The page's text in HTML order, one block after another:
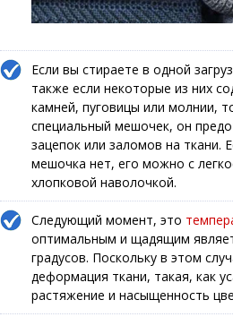
Если вы стираете в одной
также если некоторые из них
камней, пуговицы или молнии,
специальный мешочек, он
зацепок или заломов на ткани.
мешочка нет, его можно с
хлопковой наволочкой.
Следующий момент, это
оптимальным и щадящим
градусов. Поскольку в этом
деформация ткани, такая, как
растяжение и насыщенность